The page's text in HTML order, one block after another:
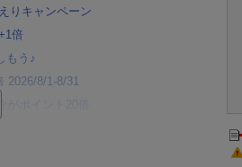
りキャンペーン
倍
もう♪
2026/8/1-8/31
ポイント20倍